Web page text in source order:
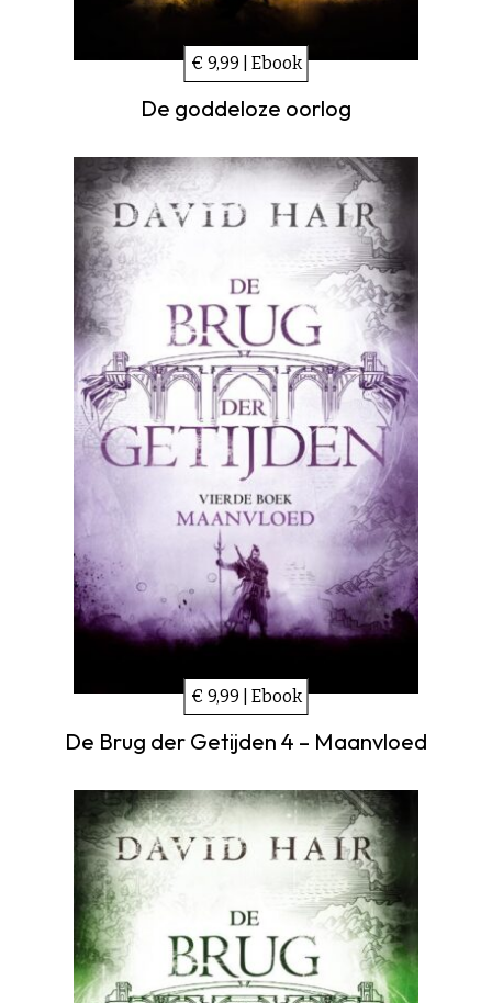
€ 9,99 | Ebook
De goddeloze oorlog
€ 9,99 | Ebook
De Brug der Getijden 4 – Maanvloed